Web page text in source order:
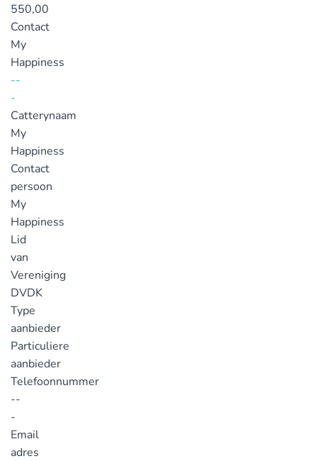
550,00
Contact
My
Happiness
--
-
Catterynaam
My
Happiness
Contact
persoon
My
Happiness
Lid
van
Vereniging
DVDK
Type
aanbieder
Particuliere
aanbieder
Telefoonnummer
--
-
Email
adres